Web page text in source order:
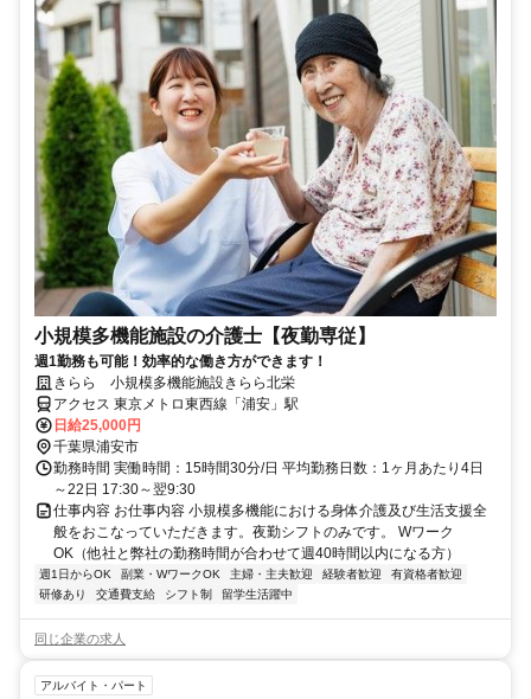
小規模多機能施設の介護士【夜勤専従】
週1勤務も可能！効率的な働き方ができます！
きらら 小規模多機能施設きらら北栄
アクセス 東京メトロ東西線「浦安」駅
日給25,000円
千葉県浦安市
勤務時間 実働時間：15時間30分/日 平均勤務日数：1ヶ月あたり4日
～22日 17:30～翌9:30
仕事内容 お仕事内容 小規模多機能における身体介護及び生活支援全
般をおこなっていただきます。夜勤シフトのみです。 Wワーク
OK（他社と弊社の勤務時間が合わせて週40時間以内になる方）
週1日からOK 副業・WワークOK 主婦・主夫歓迎 経験者歓迎
有資格者歓迎
研修あり
交通費支給 シフト制 留学生活躍中
同じ企業の求人
アルバイト・パート